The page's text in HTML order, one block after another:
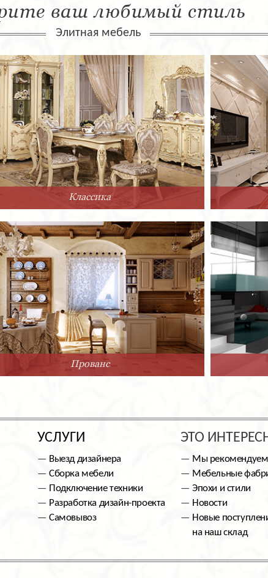
ваш любимый стиль
Элитная мебель
Классика
Прованс
УСЛУГИ
Выезд дизайнера
Сборка мебели
Подключение техники
Разработка дизайн-проекта
Самовывоз
ЭТО
Мы рекомендуем
Мебельные
Эпохи и стили
Новости
Новые
на наш склад